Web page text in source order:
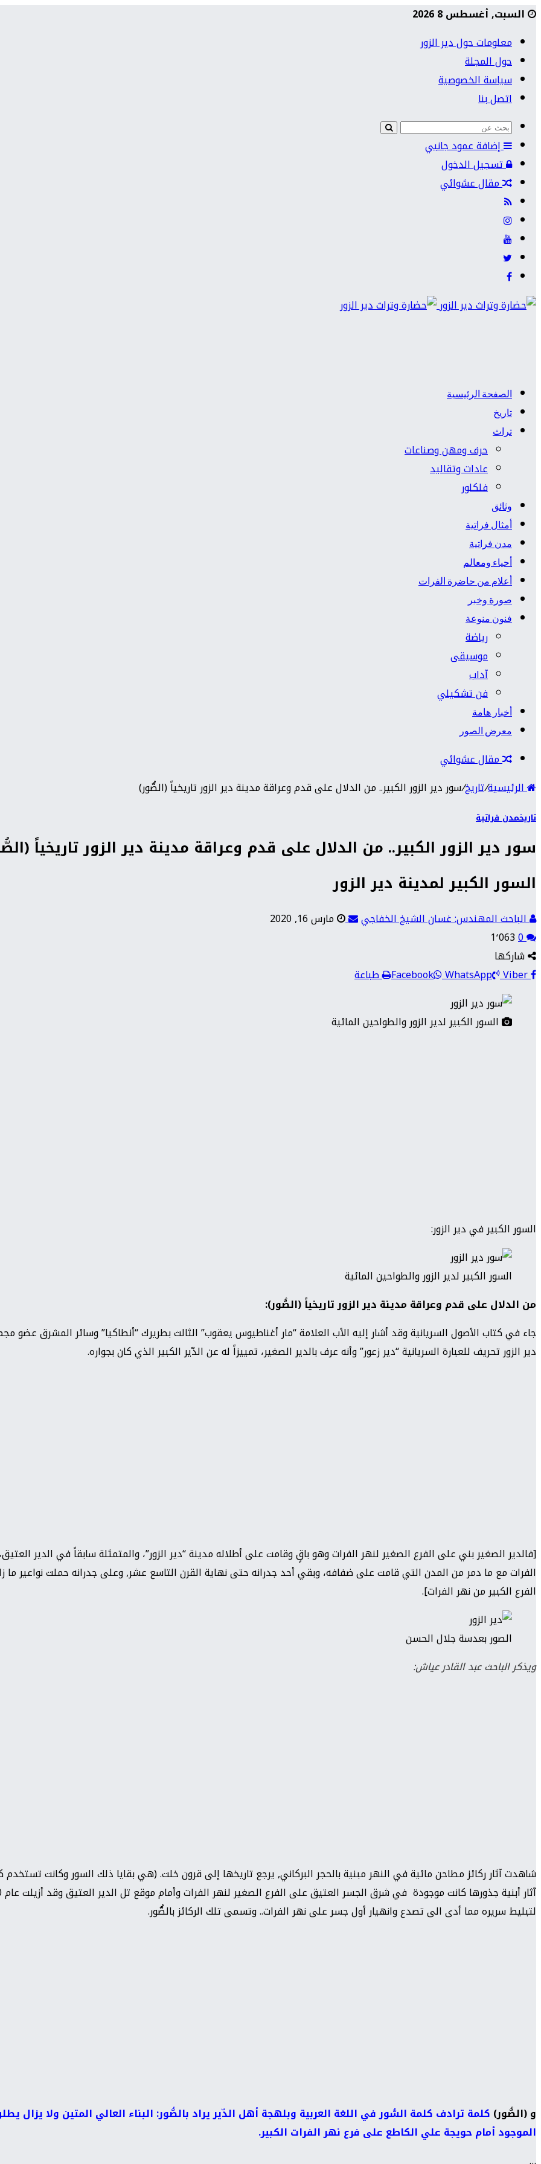
السبت, أغسطس 8 2026
معلومات حول دير الزور
حول المجلة
سياسة الخصوصية
اتصل بنا
إضافة عمود جانبي
تسجيل الدخول
مقال عشوائي
الصفحة الرئيسية
تاريخ
تراث
حرف ومهن وصناعات
عادات وتقاليد
فلكلور
وثائق
أمثال فراتية
مدن فراتية
أحياء ومعالم
أعلام من حاضرة الفرات
صورة وخبر
فنون منوعة
رياضة
موسيقى
آداب
فن تشكيلي
أخبار هامة
معرض الصور
مقال عشوائي
الرئيسية/تاريخ/سور دير الزور الكبير.. من الدلال على قدم وعراقة مدينة دير الزور تاريخياً (الصُّور)
تاريخمدن فراتية
سور دير الزور الكبير.. من الدلال على قدم وعراقة مدينة دير الزور تاريخياً
السور الكبير لمدينة دير الزور
الباحث المهندس: غسان الشيخ الخفاجي
مارس 16, 2020
0
شاركها
Facebook
WhatsApp Viber طباعة
السور الكبير لدير الزور والطواحين المائية
السور الكبير في دير الزور:
السور الكبير لدير الزور والطواحين المائية
من الدلال على قدم وعراقة مدينة دير الزور تاريخياً (الصُّور):
جاء في كتاب الأصول السريانية وقد أشار إليه الأب العلامة “مار أغناطيوس يعقوب” الثالث بطريرك “أنطاكيا” وسائر المشرق عضو
دير الزور تحريف للعبارة السريانية “دير زعور” وأنه عرف بالدير الصغير، تمييزاً له عن الدّير الكبير الذي كان بجواره.
[فالدير الصغير بني على الفرع الصغير لنهر الفرات وهو باقٍ وقامت على أطلاله مدينة “دير الزور”، والمتمثلة سابقاً في الدير العتيق،
الفرات مع ما دمر من المدن التي قامت على ضفافه، وبقي أحد جدرانه حتى نهاية القرن التاسع عشر, وعلى جدرانه حملت نواعير ما
الفرع الكبير من نهر الفرات].
الصور بعدسة جلال الحسن
ويذكر الباحث عبد القادر عياش:
شاهدت آثار ركائز مطاحن مائية في النهر مبنية بالحجر البركاني, يرجع تاريخها إلى قرون خلت. (هي بقايا ذلك السور وكانت تستخدم
لتبليط سريره مما أدى الى تصدع وانهيار أول جسر على نهر الفرات.. وتسمى تلك الركائز بالصُّور.
و (الصُّور) كلمة ترادف كلمة السُّور في اللغة العربية وبلهجة أهل الدّير يراد بالصُّور: البناء العالي المتين ولا يزال
الموجود أمام حويجة علي الكاطع على فرع نهر الفرات الكبير.